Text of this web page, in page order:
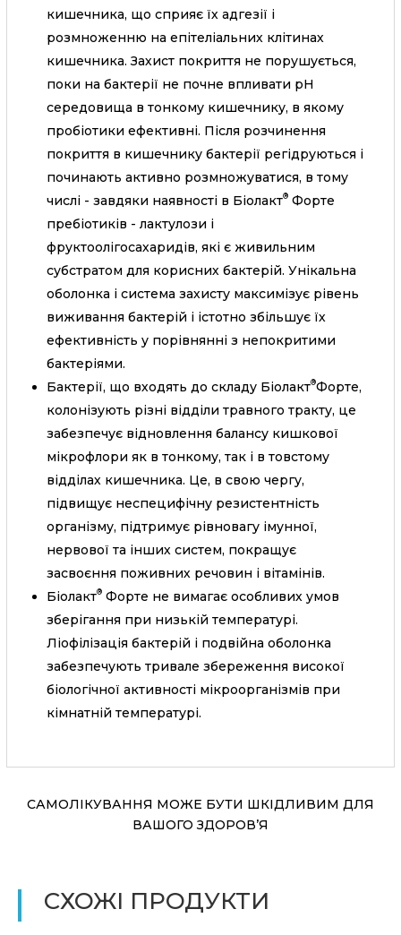
кишечника, що сприяє їх адгезії і
розмноженню на епітеліальних клітинах
кишечника. Захист покриття не порушується,
поки на бактерії не почне впливати рН
середовища в тонкому кишечнику, в якому
пробіотики ефективні. Після розчинення
покриття в кишечнику бактерії регідруються і
починають активно розмножуватися, в тому
числі - завдяки наявності в Біолакт®Форте
пребіотиків - лактулози і
фруктоолігосахаридів, які є живильним
субстратом для корисних бактерій. Унікальна
оболонка і система захисту максимізує рівень
виживання бактерій і істотно збільшує їх
ефективність у порівнянні з непокритими
бактеріями.
Бактерії, що входять до складу Біолакт®Форте,
колонізують різні відділи травного тракту, це
забезпечує відновлення балансу кишкової
мікрофлори як в тонкому, так і в товстому
відділах кишечника. Це, в свою чергу,
підвищує неспецифічну резистентність
організму, підтримує рівновагу імунної,
нервової та інших систем, покращує
засвоєння поживних речовин і вітамінів.
Біолакт®Форте не вимагає особливих умов
зберігання при низькій температурі.
Ліофілізація бактерій і подвійна оболонка
забезпечують тривале збереження високої
біологічної активності мікроорганізмів при
кімнатній температурі.
САМОЛІКУВАННЯ МОЖЕ БУТИ ШКІДЛИВИМ ДЛЯ
ВАШОГО ЗДОРОВ’Я
СХОЖІ ПРОДУКТИ